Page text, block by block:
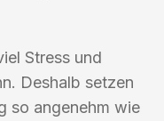
Stress und
Deshalb setzen
so angenehm wie